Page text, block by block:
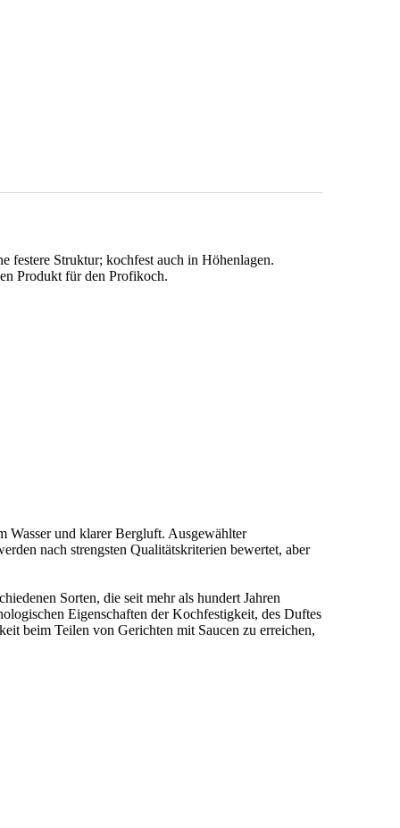
festere Struktur; kochfest auch in Höhenlagen.
Produkt für den Profikoch.
Wasser und klarer Bergluft. Ausgewählter
nach strengsten Qualitätskriterien bewertet, aber
Sorten, die seit mehr als hundert Jahren
Eigenschaften der Kochfestigkeit, des Duftes
beim Teilen von Gerichten mit Saucen zu erreichen,